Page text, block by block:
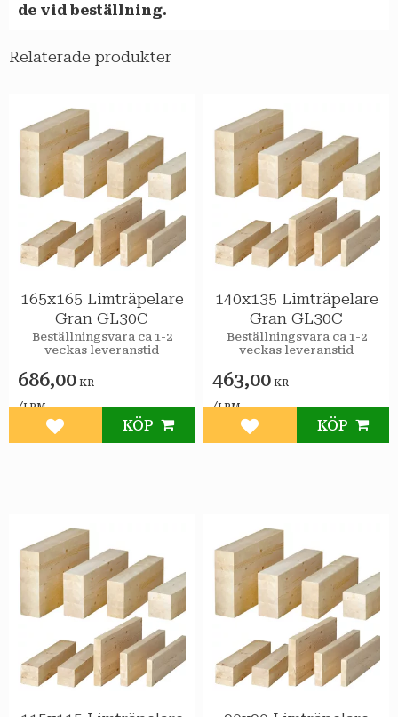
de vid beställning.
Relaterade produkter
165x165 Limträpelare
Gran GL30C
Beställningsvara ca 1-2
veckas leveranstid
686,00 KR
/LPM
Lägg till i favoriter
KÖP
140x135 Limträpelare
Gran GL30C
Beställningsvara ca 1-2
veckas leveranstid
463,00 KR
/LPM
Lägg till i favoriter
KÖP